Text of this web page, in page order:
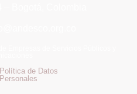
Política de Datos
Personales